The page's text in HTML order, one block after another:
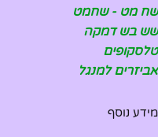
שח מט - שחמט
שש בש דמקה
טלסקופים
אביזרים למנגל
מידע נוסף